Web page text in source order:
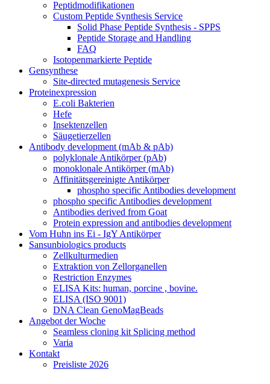
Peptidmodifikationen
Custom Peptide Synthesis Service
Solid Phase Peptide Synthesis - SPPS
Peptide Storage and Handling
FAQ
Isotopenmarkierte Peptide
Gensynthese
Site-directed mutagenesis Service
Proteinexpression
E.coli Bakterien
Hefe
Insektenzellen
Säugetierzellen
Antibody development (mAb & pAb)
polyklonale Antikörper (pAb)
monoklonale Antikörper (mAb)
Affinitätsgereinigte Antikörper
phospho specific Antibodies development
phospho specific Antibodies development
Antibodies derived from Goat
Protein expression and antibodies development
Vom Huhn ins Ei - IgY Antikörper
Sansunbiologics products
Zellkulturmedien
Extraktion von Zellorganellen
Restriction Enzymes
ELISA Kits: human, porcine , bovine.
ELISA (ISO 9001)
DNA Clean GenoMagBeads
Angebot der Woche
Seamless cloning kit Splicing method
Varia
Kontakt
Preisliste 2026